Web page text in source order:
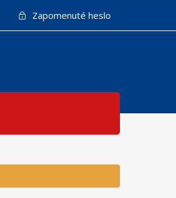
Zapomenuté heslo